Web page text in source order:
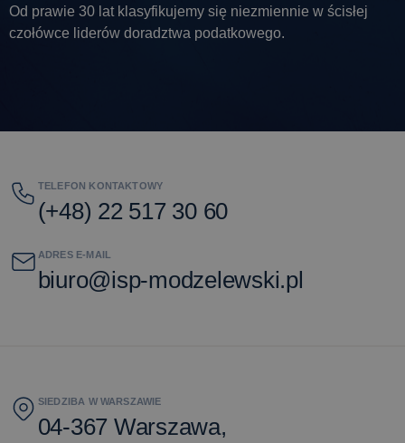
Od prawie 30 lat klasyfikujemy się niezmiennie w ścisłej
czołówce liderów doradztwa podatkowego.
TELEFON KONTAKTOWY
(+48) 22 517 30 60
ADRES E-MAIL
biuro@isp-modzelewski.pl
SIEDZIBA W WARSZAWIE
04-367 Warszawa,